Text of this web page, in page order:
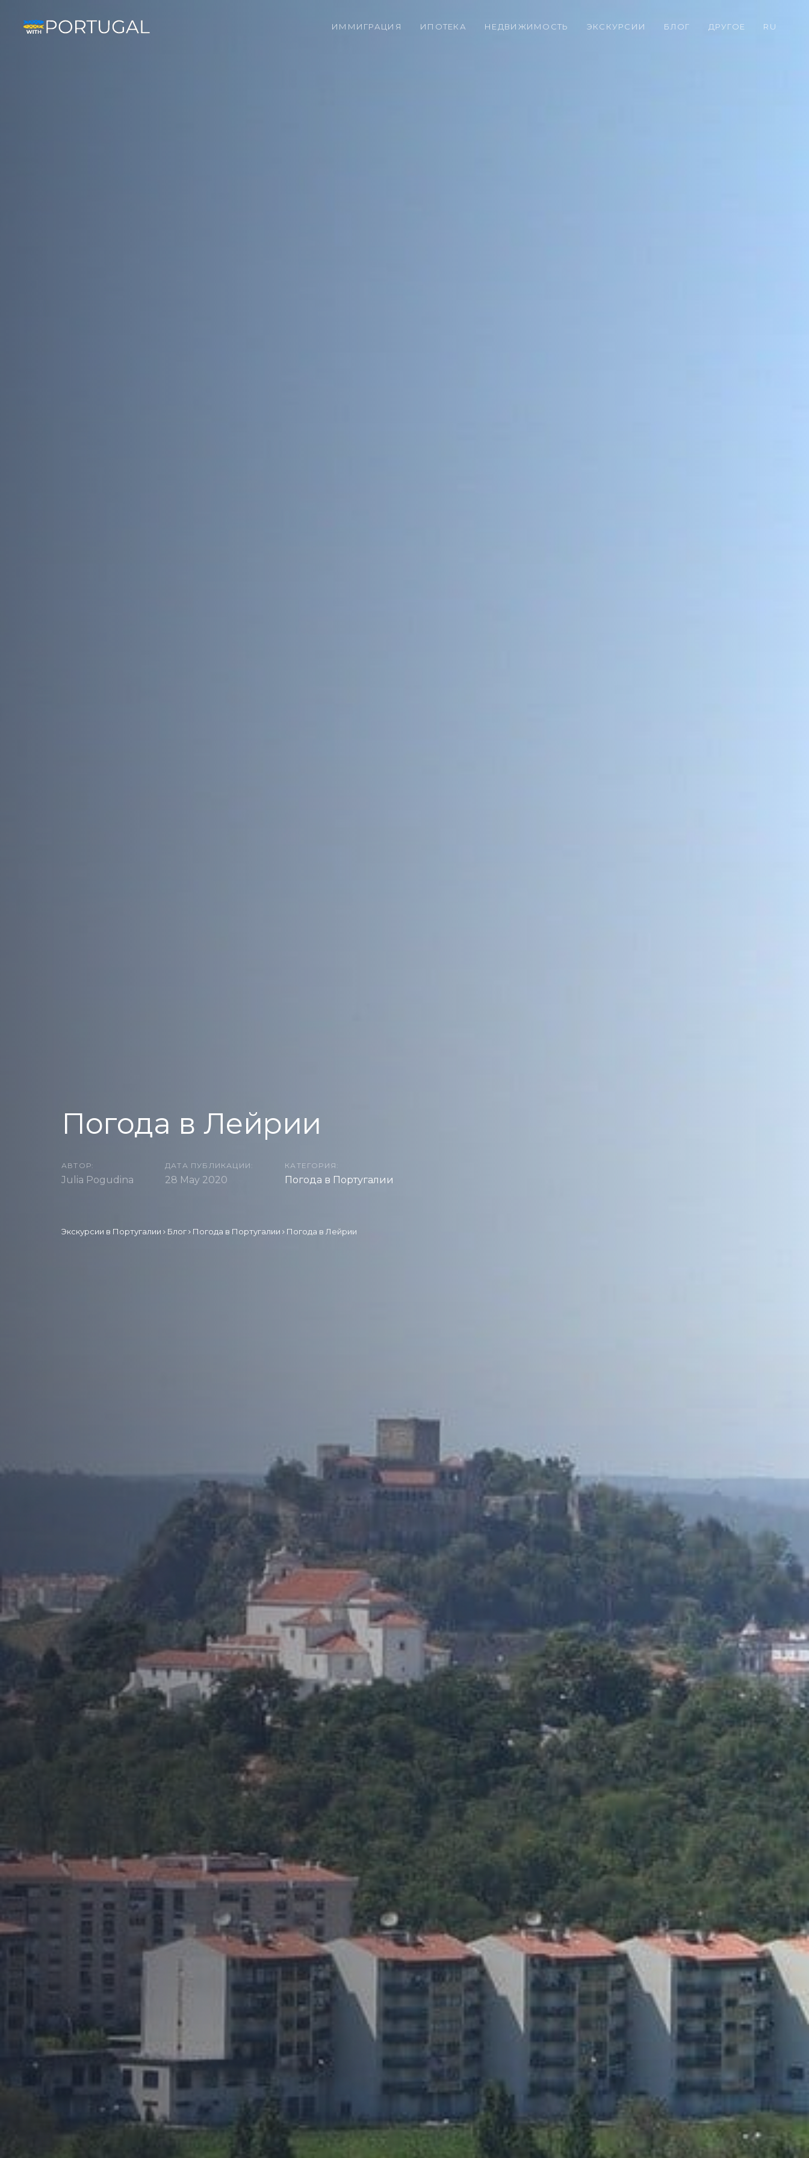
ИММИГРАЦИЯ ИПОТЕКА НЕДВИЖИМОСТЬ ЭКСКУРСИИ БЛОГ ДРУГОЕ RU
Погода в Лейрии
АВТОР:
Julia Pogudina
ДАТА ПУБЛИКАЦИИ:
28 May 2020
КАТЕГОРИЯ:
Погода в Португалии
Экскурсии в Португалии Блог Погода в Португалии Погода в Лейрии